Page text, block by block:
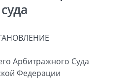
суда
Арбитражного Суда
Федерации